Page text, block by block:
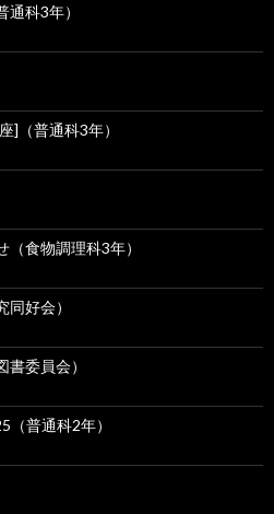
科3年）
]（普通科3年）
食物調理科3年）
好会）
委員会）
普通科2年）